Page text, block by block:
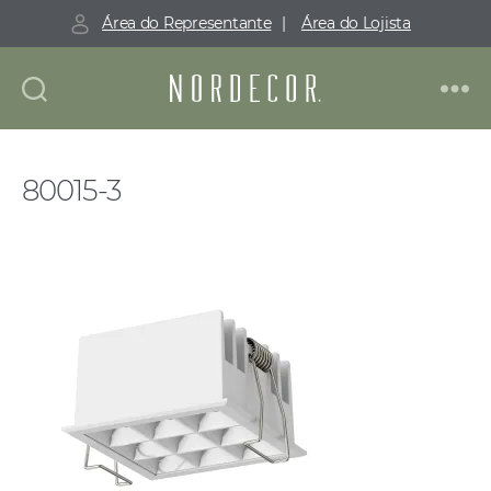
Área do Representante | Área do Lojista
Nordecor
80015-3